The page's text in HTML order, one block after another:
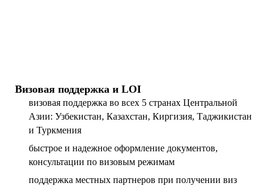
Визовая поддержка и LOI
визовая поддержка во всех 5 странах Центральной
Азии: Узбекистан, Казахстан, Киргизия, Таджикистан
и Туркмения
быстрое и надежное оформление документов,
консультации по визовым режимам
поддержка местных партнеров при получении виз